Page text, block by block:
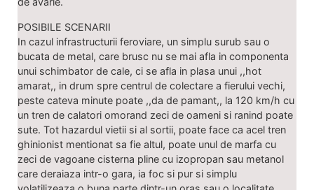
POSIBILE SCENARII
In cazul infrastructurii feroviare, un simplu surub sau o
bucata de metal, care brusc nu se mai afla in componenta
unui schimbator de cale, ci se afla in plasa unui ,,hot
amarat,, in drum spre centrul de colectare a fierului vechi,
peste cateva minute poate ,,da de pamant,, la 120 km/h cu
un tren de calatori omorand zeci de oameni si ranind poate
sute. Tot hazardul vietii si al sortii, poate face ca acel tren
ghinionist mentionat sa fie altul, poate unul de marfa cu
zeci de vagoane cisterna pline cu izopropan sau metanol
care deraiaza intr-o gara, ia foc si pur si simplu